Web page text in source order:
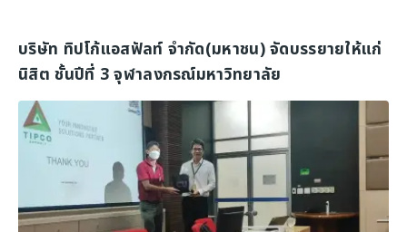
บริษัท ทิปโก้แอสฟัลท์ จำกัด(มหาชน) จัดบรรยายให้แก่
นิสิต ชั้นปีที่ 3 จุฬาลงกรณ์มหาวิทยาลัย